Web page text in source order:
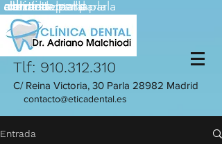
dentista parla
adriano
clinica dental parla
dentista parla
adriano
clinica dental parla
calzada
Tlf: 910.312.310
C/ Reina Victoria, 30 Parla 28982 Madrid
contacto@eticadental.es
Entrada